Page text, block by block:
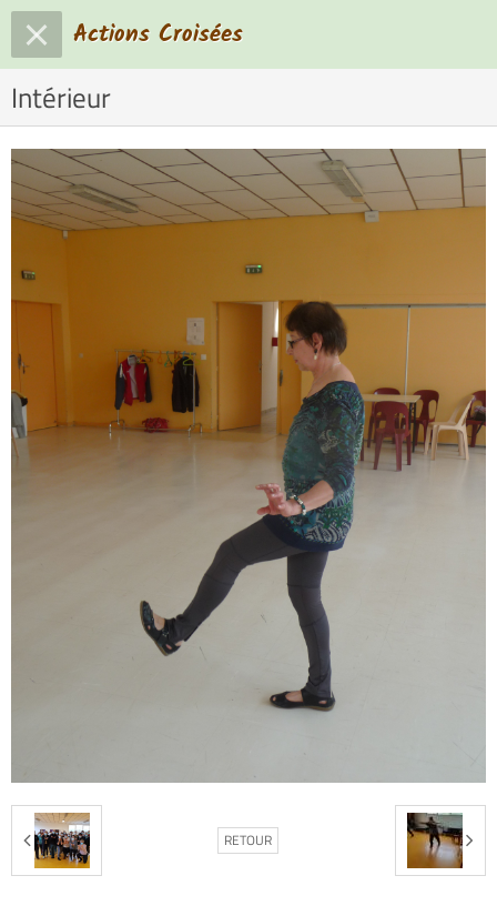
Actions Croisées
Intérieur
RETOUR